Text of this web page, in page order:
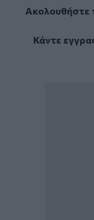
Ακολουθήστε
Κάντε